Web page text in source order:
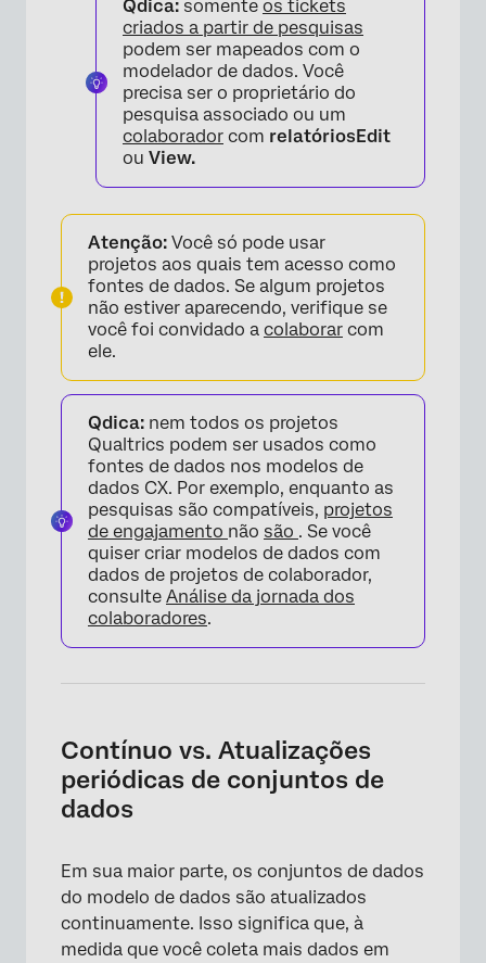
Qdica: somente os tickets
criados a partir de pesquisas
podem ser mapeados com o
modelador de dados. Você
precisa ser o proprietário do
pesquisa associado ou um
colaborador com relatóriosEdit
ou View.
Atenção: Você só pode usar
projetos aos quais tem acesso como
fontes de dados. Se algum projetos
não estiver aparecendo, verifique se
você foi convidado a colaborar com
ele.
Qdica: nem todos os projetos
Qualtrics podem ser usados como
fontes de dados nos modelos de
dados CX. Por exemplo, enquanto as
pesquisas são compatíveis, projetos
de engajamento não são . Se você
quiser criar modelos de dados com
dados de projetos de colaborador,
consulte Análise da jornada dos
colaboradores.
Contínuo vs. Atualizações
periódicas de conjuntos de
dados
Em sua maior parte, os conjuntos de dados
do modelo de dados são atualizados
continuamente. Isso significa que, à
medida que você coleta mais dados em